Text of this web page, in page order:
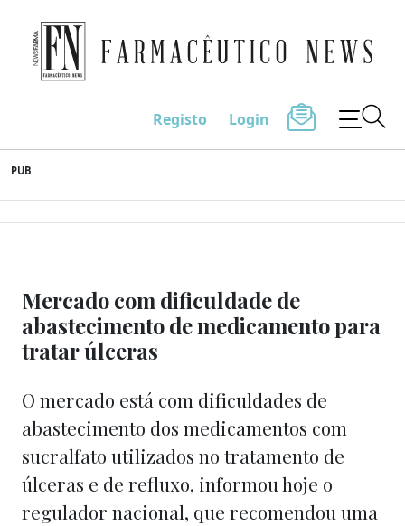
to
content
Farmacêutico News
Registo Login
PUB
Mercado com dificuldade de
abastecimento de medicamento para
tratar úlceras
O mercado está com dificuldades de
abastecimento dos medicamentos com
sucralfato utilizados no tratamento de
úlceras e de refluxo, informou hoje o
regulador nacional, que recomendou uma